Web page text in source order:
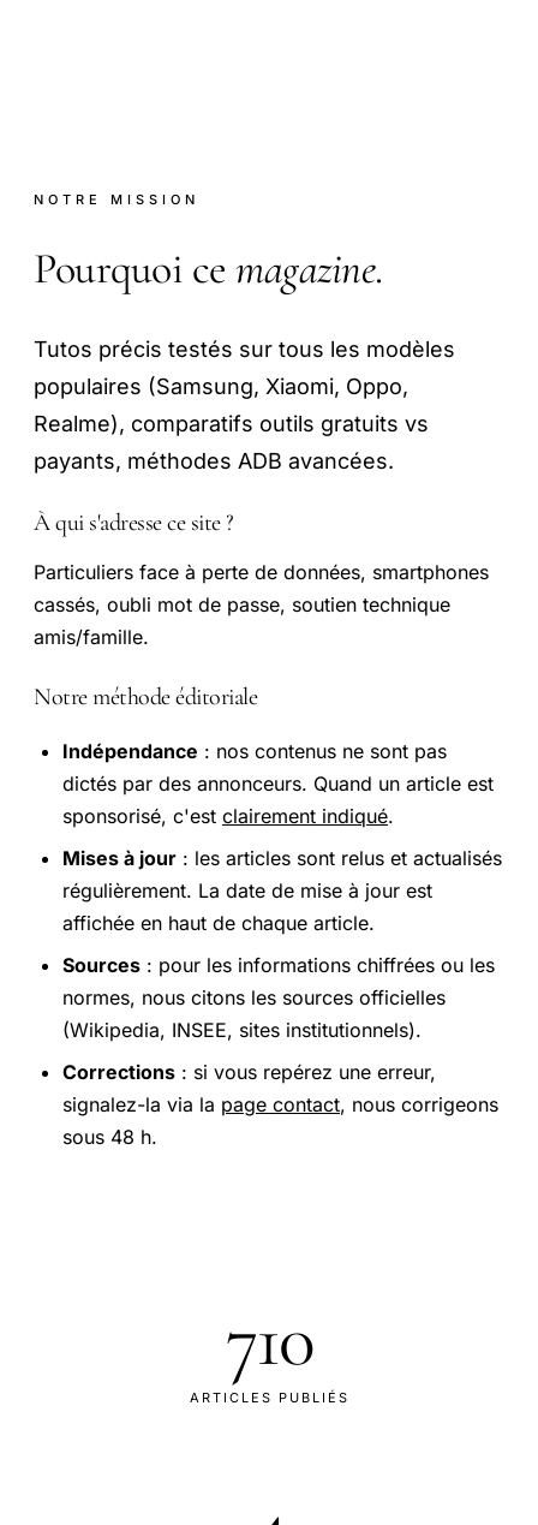
NOTRE MISSION
Pourquoi ce magazine.
Tutos précis testés sur tous les modèles
populaires (Samsung, Xiaomi, Oppo,
Realme), comparatifs outils gratuits vs
payants, méthodes ADB avancées.
À qui s'adresse ce site ?
Particuliers face à perte de données, smartphones
cassés, oubli mot de passe, soutien technique
amis/famille.
Notre méthode éditoriale
Indépendance : nos contenus ne sont pas
dictés par des annonceurs. Quand un article est
sponsorisé, c'est clairement indiqué.
Mises à jour : les articles sont relus et actualisés
régulièrement. La date de mise à jour est
affichée en haut de chaque article.
Sources : pour les informations chiffrées ou les
normes, nous citons les sources officielles
(Wikipedia, INSEE, sites institutionnels).
Corrections : si vous repérez une erreur,
signalez-la via la page contact, nous corrigeons
sous 48 h.
710
ARTICLES PUBLIÉS